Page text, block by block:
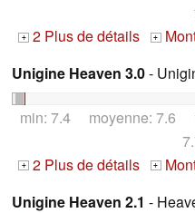
+ 2 Plus de détails +
Unigine Heaven 3.0-
min: 7.4 moyenne: 7.6
+ 2 Plus de détails +
Unigine Heaven 2.1 -